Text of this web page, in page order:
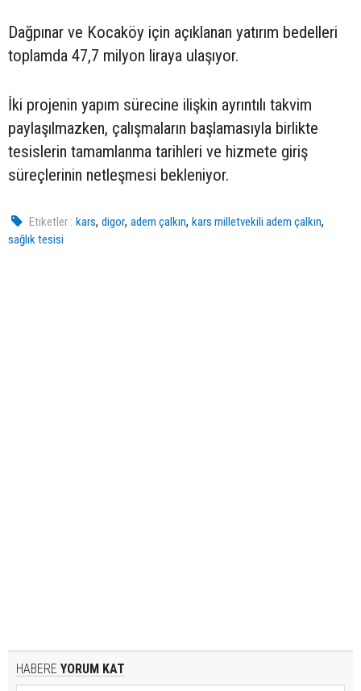
Dağpınar ve Kocaköy için açıklanan yatırım bedelleri
toplamda 47,7 milyon liraya ulaşıyor.
İki projenin yapım sürecine ilişkin ayrıntılı takvim
paylaşılmazken, çalışmaların başlamasıyla birlikte
tesislerin tamamlanma tarihleri ve hizmete giriş
süreçlerinin netleşmesi bekleniyor.
Etiketler : kars,digor,adem çalkın,kars milletvekili adem çalkın,
sağlık tesisi
HABERE YORUM KAT